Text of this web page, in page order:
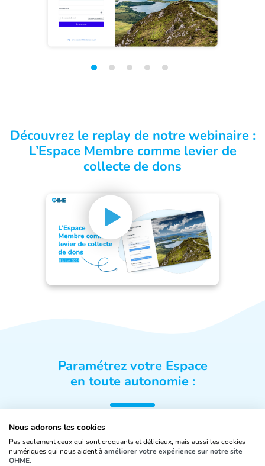
Découvrez le replay de notre webinaire :
L’Espace Membre comme levier de
collecte de dons
Paramétrez votre Espace
en toute autonomie :
1
Nous adorons les cookies
Pas seulement ceux qui sont croquants et délicieux, mais aussi les cookies
numériques qui nous aident àaméliorer votre expérience sur notre site
OHME.